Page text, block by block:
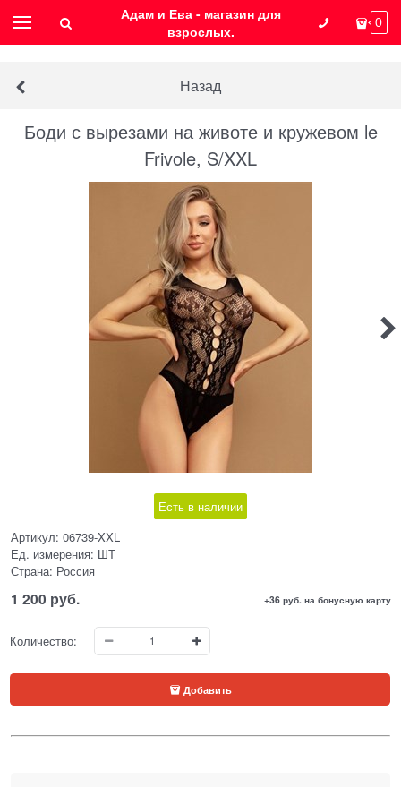
Адам и Ева - магазин для
взрослых.
0
Назад
Боди с вырезами на животе и кружевом le
Frivole, S/XXL
Есть в наличии
Артикул: 06739-XXL
Ед. измерения: ШТ
Страна: Россия
1 200 руб. +36 руб. на бонусную карту
Количество:
Добавить